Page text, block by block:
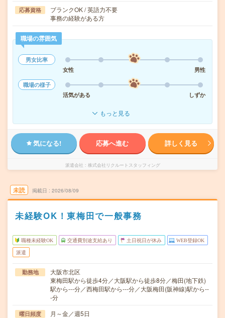
応募資格
ブランクOK / 英語力不要
事務の経験がある方
職場の雰囲気
男女比率
女性
男性
職場の様子
活気がある
しずか
もっと見る
気になる! 応募へ進む 詳しく見る
派遣会社 株式会社リクルートスタッフィング
未読 掲載日 2026/08/09
未経験OK！東梅田で一般事務
職種未経験OK 交通費別途支給あり 土日祝日が休み WEB登録OK
派遣
勤務地
大阪市北区
東梅田駅から徒歩4分／大阪駅から徒歩8分／梅田(地下鉄)
駅から---分／西梅田駅から---分／大阪梅田(阪神線)駅から--
-分
曜日頻度 月～金／週5日